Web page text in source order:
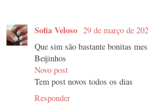
Sofia Veloso 29 de março de
Que sim são bastante bonitas
Beijinhos
Novo post
Tem post novos todos os dias
Responder